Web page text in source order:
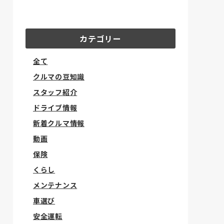
カテゴリー
全て
クルマの豆知識
スタッフ紹介
ドライブ情報
新着クルマ情報
動画
保険
くらし
メンテナンス
車選び
安全運転